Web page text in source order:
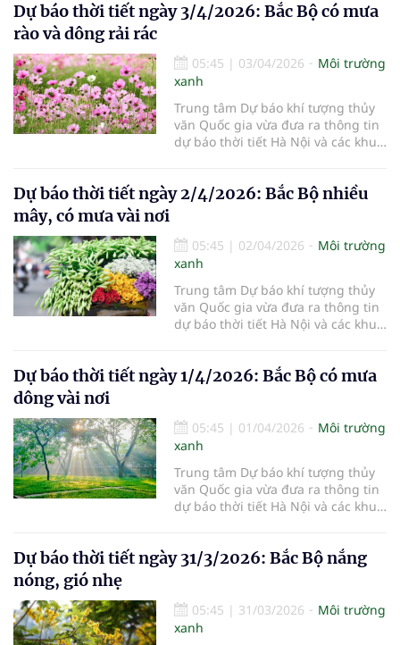
Dự báo thời tiết ngày 3/4/2026: Bắc Bộ có mưa
rào và dông rải rác
05:45 | 03/04/2026
Môi trường
xanh
Trung tâm Dự báo khí tượng thủy
văn Quốc gia vừa đưa ra thông tin
dự báo thời tiết Hà Nội và các khu
Dự báo thời tiết ngày 2/4/2026: Bắc Bộ nhiều
mây, có mưa vài nơi
05:45 | 02/04/2026
Môi trường
xanh
Trung tâm Dự báo khí tượng thủy
văn Quốc gia vừa đưa ra thông tin
dự báo thời tiết Hà Nội và các khu
Dự báo thời tiết ngày 1/4/2026: Bắc Bộ có mưa
dông vài nơi
05:45 | 01/04/2026
Môi trường
xanh
Trung tâm Dự báo khí tượng thủy
văn Quốc gia vừa đưa ra thông tin
dự báo thời tiết Hà Nội và các khu
Dự báo thời tiết ngày 31/3/2026: Bắc Bộ nắng
nóng, gió nhẹ
05:45 | 31/03/2026
Môi trường
xanh